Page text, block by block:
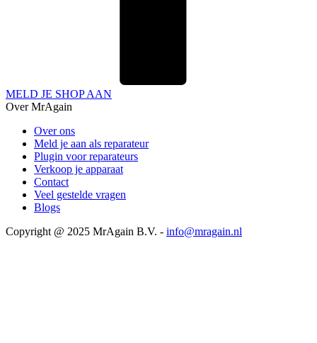
MELD JE SHOP AAN
Over MrAgain
Over ons
Meld je aan als reparateur
Plugin voor reparateurs
Verkoop je apparaat
Contact
Veel gestelde vragen
Blogs
Copyright @ 2025 MrAgain B.V. - info@mragain.nl